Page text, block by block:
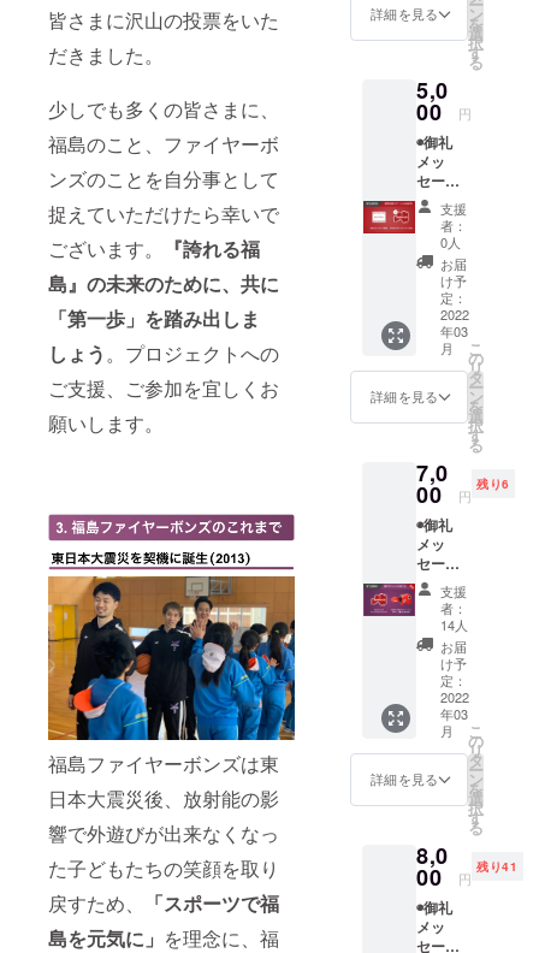
皆さまに沢山の投票をいた
だきました。
少しでも多くの皆さまに、
福島のこと、ファイヤーボ
ンズのことを自分事として
捉えていただけたら幸いで
ございます。
『誇れる福
島』の未来のために、共に
「第一歩」を踏み出しま
しょう。プロジェクトへの
ご支援、ご参加を宜しくお
願いします。
福島ファイヤーボンズは東
日本大震災後、放射能の影
響で外遊びが出来なくなっ
た子どもたちの笑顔を取り
戻すため、
「スポーツで福
島を元気に」 を理念に、福
2022)
福島
ファイ
ヤーボ
ンズの8
年間の
歩みや
これか
らの展
望を1冊
にまと
めます
◉BOND
S UP T
シャツ
(黒)
名前掲
載 ※支
援時に
にご希
望のお
名前を
ご記入
くださ
い
◉BOND
S UP ス
テッ
カー
◉BOND
S UP ス
トー
リー
ブック
(2013-
2022)
福島
ファイ
ヤーボ
ンズの8
年間の
歩みや
これか
らの展
望を1冊
にまと
めます
◉BOND
S UP 応
援タオ
詳細を見る ン
を
選
択
す
る
5,0
00 円
◉御礼
メッ
セージ
動画
(メール
にて動
画デー
タ送付)
◉福島
ファイ
ヤーボ
ンズ公
式HPに
名前掲
載 ※支
援時に
にご希
望のお
名前を
ご記入
くださ
い
◉BOND
S UP ス
テッ
カー (5
支援
者：
0人
お届
け予
定：
2022
年03
月
詳細を見る
こ
の
リ
タ
ー
ン
を
選
択
す
る
7,0
00 円
残り6
◉御礼
メッ
セージ
動画
(メール
にて動
画デー
タ送付)
◉福島
ファイ
ヤーボ
ンズ公
式HPに
名前掲
載 ※支
援時に
にご希
望のお
名前を
ご記入
くださ
い
支援
者：
14人
お届
け予
定：
2022
年03
月
詳細を見る
こ
の
リ
タ
ー
ン
を
選
択
す
る
8,0
00 円
残り41
◉御礼
メッ
セージ